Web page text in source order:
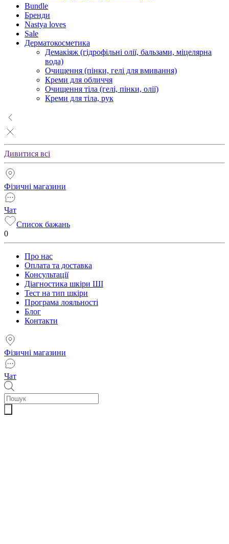
Bundle
Бренди
Nastya loves
Sale
Дерматокосметика
Демакіяж (гідрофільні олії, бальзами, міцелярна
вода)
Очищення (пінки, гелі для вмивання)
Креми для обличчя
Очищення тіла (гелі, пінки, олії)
Креми для тіла, рук
Дивитися всі
Фізичні магазини
Чат
Список бажань
0
Про нас
Оплата та доставка
Консультації
Діагностика шкіри ШІ
Тест на тип шкіри
Програма лояльності
Блог
Контакти
Фізичні магазини
Чат
Пошук
товарів